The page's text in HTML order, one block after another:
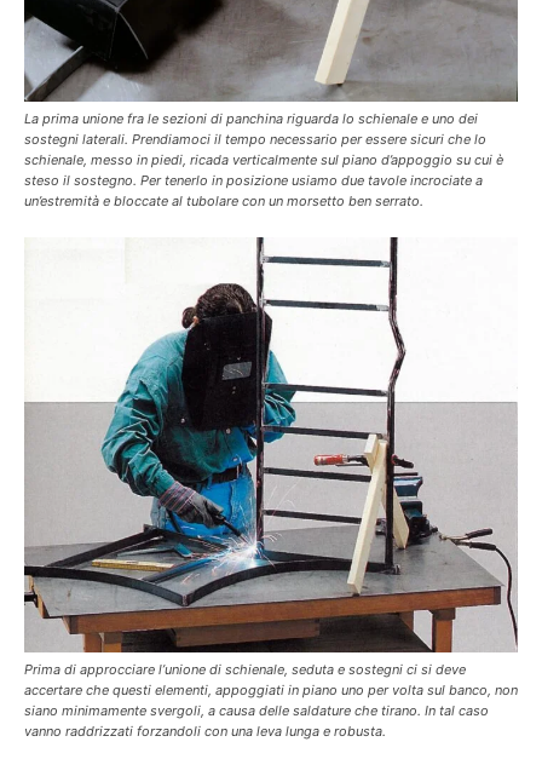
La prima unione fra le sezioni di panchina riguarda lo schienale e uno dei
sostegni laterali. Prendiamoci il tempo necessario per essere sicuri che lo
schienale, messo in piedi, ricada verticalmente sul piano d’appoggio su cui è
steso il sostegno. Per tenerlo in posizione usiamo due tavole incrociate a
un’estremità e bloccate al tubolare con un morsetto ben serrato.
Prima di approcciare l’unione di schienale, seduta e sostegni ci si deve
accertare che questi elementi, appoggiati in piano uno per volta sul banco, non
siano minimamente svergoli, a causa delle saldature che tirano. In tal caso
vanno raddrizzati forzandoli con una leva lunga e robusta.